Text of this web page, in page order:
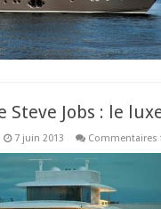
Steve Jobs : le
7 juin 2013 Commentaires